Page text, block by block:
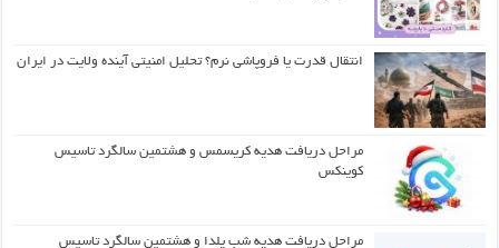
انتقال قدرت یا فروپاشی نرم؟ تحلیل امنیتی آینده ولایت در ایران
مراحل دریافت هدیه کریسمس و هشتمین سالگرد تاسیس
کوینکس
مراحل دریافت هدیه شب یلدا و هشتمین سالگرد تاسیس